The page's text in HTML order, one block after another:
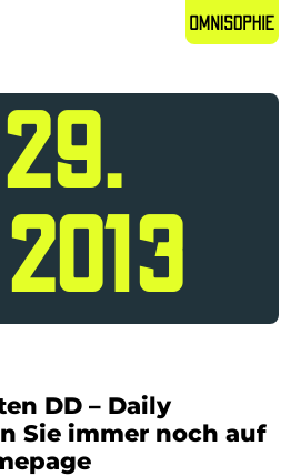
DD – Daily
Sie immer noch auf